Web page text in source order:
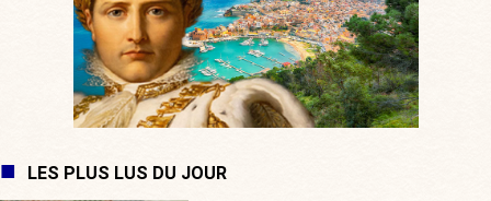
LES PLUS LUS DU JOUR